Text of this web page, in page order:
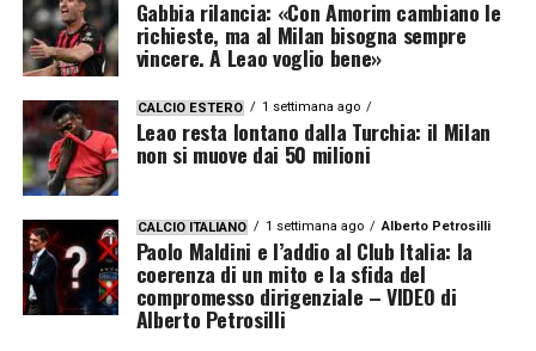
Gabbia rilancia: «Con Amorim cambiano le
richieste, ma al Milan bisogna sempre
vincere. A Leao voglio bene»
CALCIO ESTERO 1 settimana ago
Leao resta lontano dalla Turchia: il Milan
non si muove dai 50 milioni
CALCIO ITALIANO 1 settimana ago Alberto Petrosilli
Paolo Maldini e l’addio al Club Italia: la
coerenza di un mito e la sfida del
compromesso dirigenziale – VIDEO di
Alberto Petrosilli